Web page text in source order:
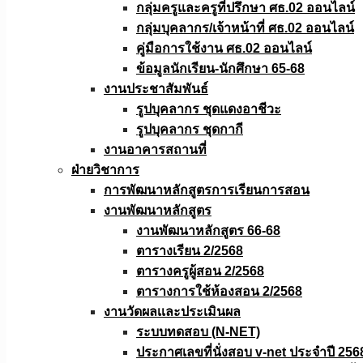
กลุ่มครูและครูที่ปรึกษา ศธ.02 ออนไลน์
กลุ่มบุคลากร/เจ้าหน้าที่ ศธ.02 ออนไลน์
คู่มือการใช้งาน ศธ.02 ออนไลน์
ข้อมูลนักเรียน-นักศึกษา 65-68
งานประชาสัมพันธ์
รูปบุคลากร ชุดแดงอาชีวะ
รูปบุคลากร ชุดกากี
งานอาคารสถานที่
ฝ่ายวิชาการ
การพัฒนาหลักสูตรการเรียนการสอน
งานพัฒนาหลักสูตร
งานพัฒนาหลักสูตร 66-68
ตารางเรียน 2/2568
ตารางครูผู้สอน 2/2568
ตารางการใช้ห้องสอน 2/2568
งานวัดผลเเละประเมินผล
ระบบทดสอบ (N-NET)
ประกาศเลขที่นั่งสอบ v-net ประจำปี